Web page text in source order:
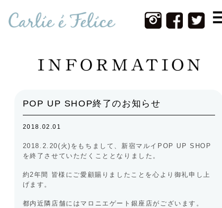
Home
New Item
About Us
POP UP SHOP終了のお知らせ
2018.02.01
2018.2.20(火)をもちまして、新宿マルイPOP UP SHOP
を終了させていただくこととなりました。
約2年間 皆様にご愛顧賜りましたことを心より御礼申し上
げます。
都内近隣店舗にはマロニエゲート銀座店がございます。